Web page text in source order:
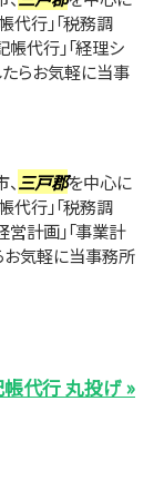
代行」「税務調
帳代行」「経理シ
たらお気軽に当事
三戸郡を中心に
代行」「税務調
営計画」「事業計
お気軽に当事務所
代行 丸投げ »